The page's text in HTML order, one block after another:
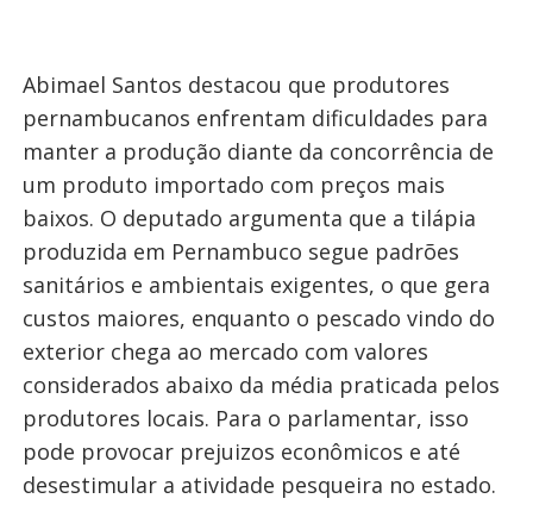
Abimael Santos destacou que produtores
pernambucanos enfrentam dificuldades para
manter a produção diante da concorrência de
um produto importado com preços mais
baixos. O deputado argumenta que a tilápia
produzida em Pernambuco segue padrões
sanitários e ambientais exigentes, o que gera
custos maiores, enquanto o pescado vindo do
exterior chega ao mercado com valores
considerados abaixo da média praticada pelos
produtores locais. Para o parlamentar, isso
pode provocar prejuizos econômicos e até
desestimular a atividade pesqueira no estado.